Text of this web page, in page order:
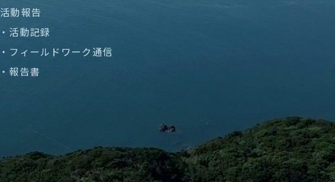
活動報告
・活動記録
・フィールドワーク通信
・報告書